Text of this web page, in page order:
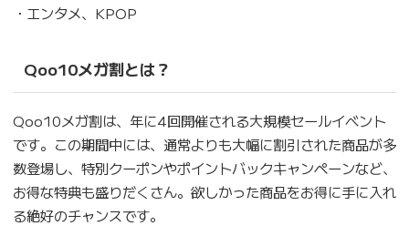
・エンタメ、KPOP
Qoo10メガ割とは？
Qoo10メガ割は、年に4回開催される大規模セールイベント
です。この期間中には、通常よりも大幅に割引された商品が多
数登場し、特別クーポンやポイントバックキャンペーンなど、
お得な特典も盛りだくさん。欲しかった商品をお得に手に入れ
る絶好のチャンスです。